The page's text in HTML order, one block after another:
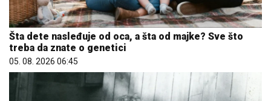
Šta dete nasleđuje od oca, a šta od majke? Sve što
treba da znate o genetici
05. 08. 2026 06:45